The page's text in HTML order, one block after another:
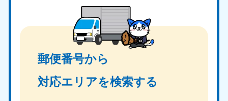
郵便番号から
対応エリアを検索する